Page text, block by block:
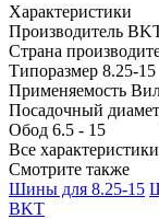
Характеристики
Производитель
Страна
Типоразмер 8.25-15
Применяемость
Посадочный
Обод 6.5 - 15
Все характеристики
Смотрите также
Шины для 8.25-15
BKT